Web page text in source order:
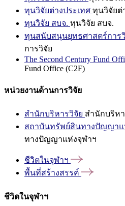
ทุนวิจัยต่างประเทศ ทุนวิจัยต่
ทุนวิจัย สบจ. ทุนวิจัย สบจ.
ทุนสนับสนุนยุทธศาสตร์การ
การวิจัย
The Second Century Fund
Fund Office (C2F)
หน่วยงานด้านการวิจัย
สำนักบริหารวิจัย สำนักบริห
สถาบันทรัพย์สินทางปัญญาแ
ทางปัญญาแห่งจุฬาฯ
ชีวิตในจุฬาฯ
พื้นที่สร้างสรรค์
ชีวิตในจุฬาฯ